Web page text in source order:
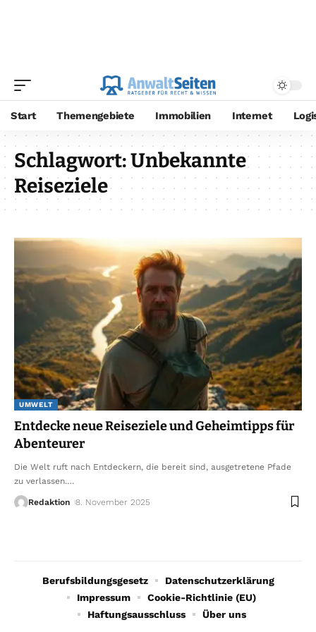
Start Themengebiete Immobilien Internet
Schlagwort:Unbekannte
Reiseziele
UMWELT
Entdecke neue Reiseziele und Geheimtipps für
Abenteurer
Die Welt ruft nach Entdeckern, die bereit sind, ausgetretene Pfade
zu verlassen.…
Redaktion 8. November 2025
Berufsbildungsgesetz
Datenschutzerklärung
Impressum
Cookie-Richtlinie (EU)
Haftungsausschluss
Über uns